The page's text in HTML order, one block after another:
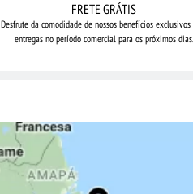
FRETE GRÁTIS
Desfrute da comodidade de nossosbenefícios exclusivos
entregas no período comercial para os próximos dias.